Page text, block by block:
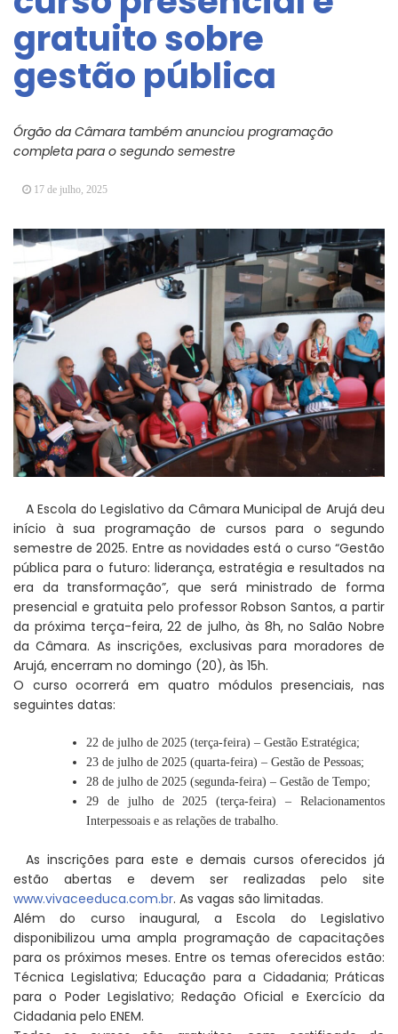
Arujá promove 2º encontro da Jornada de
Conhecimento em Bem-Estar Animal no Parque
dos Ipês
Arujá terá novo posto para emissão do Cartão
TOP
gratuito sobre
gestão pública
Órgão da Câmara também anunciou programação
completa para o segundo semestre
17 de julho, 2025
A Escola do Legislativo da Câmara Municipal de Arujá deu
início à sua programação de cursos para o segundo
semestre de 2025. Entre as novidades está o curso “Gestão
pública para o futuro: liderança, estratégia e resultados na
era da transformação”, que será ministrado de forma
presencial e gratuita pelo professor Robson Santos, a partir
da próxima terça-feira, 22 de julho, às 8h, no Salão Nobre
da Câmara. As inscrições, exclusivas para moradores de
Arujá, encerram no domingo (20), às 15h.
O curso ocorrerá em quatro módulos presenciais, nas
seguintes datas:
22 de julho de 2025 (terça-feira) – Gestão Estratégica;
23 de julho de 2025 (quarta-feira) – Gestão de Pessoas;
28 de julho de 2025 (segunda-feira) – Gestão de Tempo;
29 de julho de 2025 (terça-feira) – Relacionamentos
Interpessoais e as relações de trabalho.
As inscrições para este e demais cursos oferecidos já
estão abertas e devem ser realizadas pelo site
www.vivaceeduca.com.br. As vagas são limitadas.
Além do curso inaugural, a Escola do Legislativo
disponibilizou uma ampla programação de capacitações
para os próximos meses. Entre os temas oferecidos estão:
Técnica Legislativa; Educação para a Cidadania; Práticas
para o Poder Legislativo; Redação Oficial e Exercício da
Cidadania pelo ENEM.